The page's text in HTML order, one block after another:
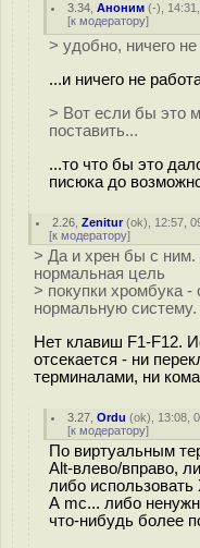
3.34 ,Аноним (-),
[к модератору]
> удобно, ничего
...и ничего не
> Вот если бы это
поставить...
...то что бы это
писюка до
2.26 ,Zenitur(ok), 12:57,
[к модератору]
> Да и хрен бы с ним.
нормальная цель
> покупки хромбука -
нормальную систему.
Нет клавиш F1-F12.
отсекается - ни
терминалами, ни
3.27 ,Ordu (ok), 13:08,
[к модератору]
По виртуальным
Alt-влево/вправо,
либо
А mc... либо
что-нибудь более